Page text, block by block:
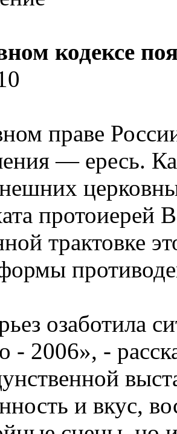
кодексе
праве
— ересь.
протоиерей
трактовке
озаботила
- 2006», -
и вкус,